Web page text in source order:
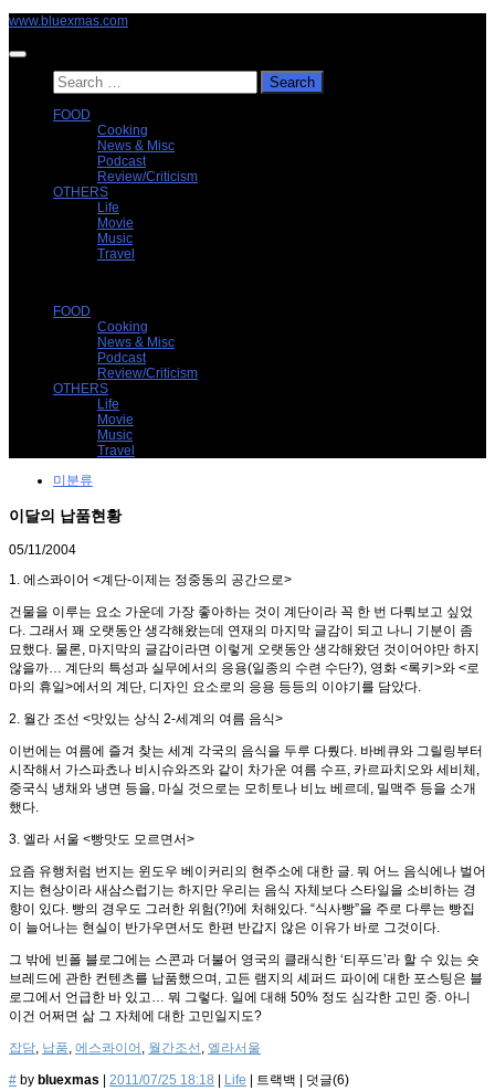
Skip
content
www.bluexmas.com
Search
for:
FOOD
Cooking
News & Misc
Podcast
Review/Criticism
OTHERS
Life
Movie
Music
Travel
FOOD
Cooking
News & Misc
Podcast
Review/Criticism
OTHERS
Life
Movie
Music
Travel
미분류
이달의 납품현황
05/11/2004
1. 에스콰이어 <계단-이제는 정중동의 공간으로>
건물을 이루는 요소 가운데 가장 좋아하는 것이 계단이라 꼭 한 번 다뤄보고 싶었
다. 그래서 꽤 오랫동안 생각해왔는데 연재의 마지막 글감이 되고 나니 기분이 좀
묘했다. 물론, 마지막의 글감이라면 이렇게 오랫동안 생각해왔던 것이어야만 하지
않을까… 계단의 특성과 실무에서의 응용(일종의 수련 수단?), 영화 <록키>와 <로
마의 휴일>에서의 계단, 디자인 요소로의 응용 등등의 이야기를 담았다.
2. 월간 조선 <맛있는 상식 2-세계의 여름 음식>
이번에는 여름에 즐겨 찾는 세계 각국의 음식을 두루 다뤘다. 바베큐와 그릴링부터
시작해서 가스파쵸나 비시슈와즈와 같이 차가운 여름 수프, 카르파치오와 세비체,
중국식 냉채와 냉면 등을, 마실 것으로는 모히토나 비뇨 베르데, 밀맥주 등을 소개
했다.
3. 엘라 서울 <빵맛도 모르면서>
요즘 유행처럼 번지는 윈도우 베이커리의 현주소에 대한 글. 뭐 어느 음식에나 벌어
지는 현상이라 새삼스럽기는 하지만 우리는 음식 자체보다 스타일을 소비하는 경
향이 있다. 빵의 경우도 그러한 위험(?!)에 처해있다. “식사빵”을 주로 다루는 빵집
이 늘어나는 현실이 반가우면서도 한편 반갑지 않은 이유가 바로 그것이다.
그 밖에 빈폴 블로그에는 스콘과 더불어 영국의 클래식한 ‘티푸드’라 할 수 있는 숏
브레드에 관한 컨텐츠를 납품했으며, 고든 램지의 셰퍼드 파이에 대한 포스팅은 블
로그에서 언급한 바 있고… 뭐 그렇다. 일에 대해 50% 정도 심각한 고민 중. 아니
이건 어쩌면 삶 그 자체에 대한 고민일지도?
잡담, 납품, 에스콰이어 , 월간조선 , 엘라서울
# by bluexmas 2011/07/25 18:18 Life 트랙백 덧글(6)